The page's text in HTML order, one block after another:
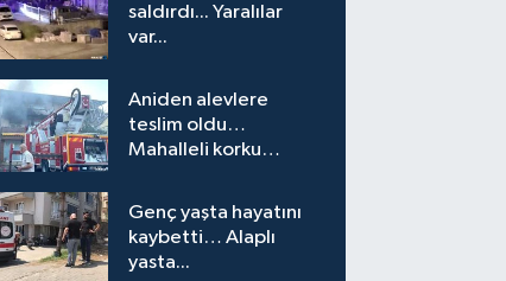
saldırdı... Yaralılar
var...
Aniden alevlere
teslim oldu…
Mahalleli korku
Genç yaşta hayatını
kaybetti… Alaplı
yasta...